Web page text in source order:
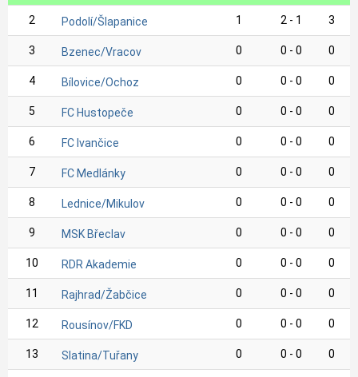
2 Podolí/Šlapanice 1 2 - 1 3
3 Bzenec/Vracov 0 0 - 0 0
4 Bílovice/Ochoz 0 0 - 0 0
5 FC Hustopeče 0 0 - 0 0
6 FC Ivančice 0 0 - 0 0
7 FC Medlánky 0 0 - 0 0
8 Lednice/Mikulov 0 0 - 0 0
9 MSK Břeclav 0 0 - 0 0
10 RDR Akademie 0 0 - 0 0
11 Rajhrad/Žabčice 0 0 - 0 0
12 Rousínov/FKD 0 0 - 0 0
13 Slatina/Tuřany 0 0 - 0 0